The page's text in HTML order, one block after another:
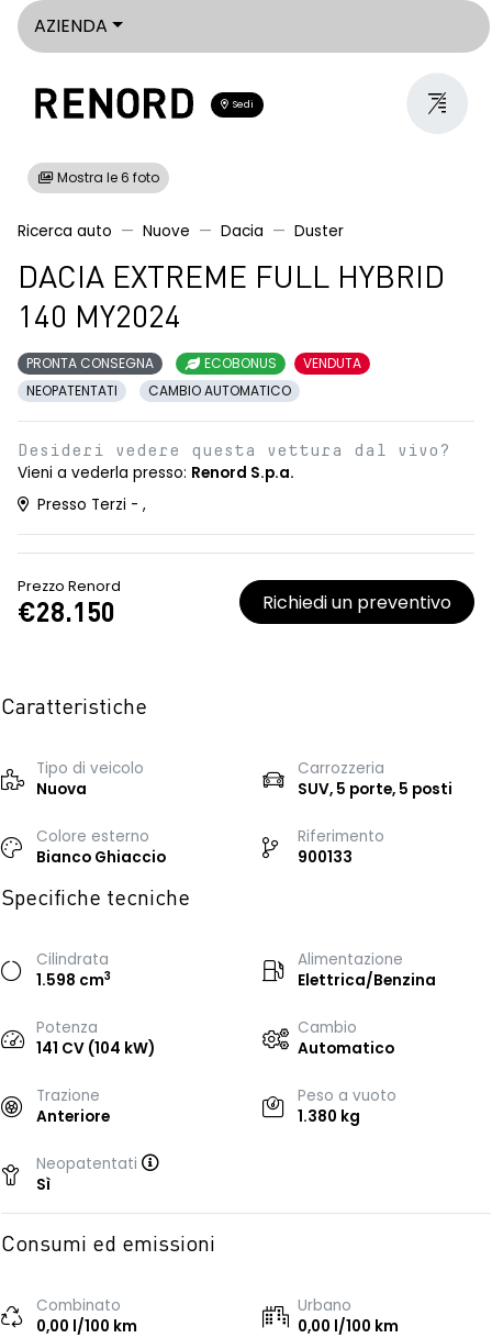
AZIENDA
Sedi
Mostra le 6 foto
Ricerca auto Nuove Dacia Duster
DACIA EXTREME FULL HYBRID
140 MY2024
PRONTA CONSEGNA ECOBONUS
VENDUTA
NEOPATENTATI
CAMBIO AUTOMATICO
Desideri vedere questa vettura dal vivo?
Vieni a vederla presso: Renord S.p.a.
Presso Terzi - ,
Prezzo Renord
€28.150 Richiedi un preventivo
Caratteristiche
Tipo di veicolo
Nuova
Carrozzeria
SUV, 5 porte, 5 posti
Colore esterno
Bianco Ghiaccio
Riferimento
900133
Specifiche tecniche
Cilindrata
1.598 cm3
Alimentazione
Elettrica/Benzina
Potenza
141 CV (104 kW)
Cambio
Automatico
Trazione
Anteriore
Peso a vuoto
1.380 kg
Neopatentati
Sì
Consumi ed emissioni
Combinato
0,00 l/100 km
Urbano
0,00 l/100 km